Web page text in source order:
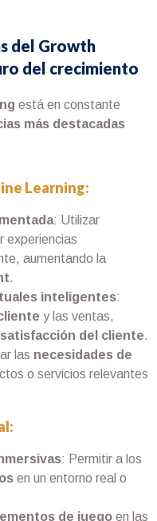
del Growth
del crecimiento
está en constante
más destacadas
Learning:
: Utilizar
experiencias
aumentando la
.
inteligentes:
y las ventas,
satisfacción del cliente.
las necesidades de
o servicios relevantes
: Permitir a los
en un entorno real o
de juego en las